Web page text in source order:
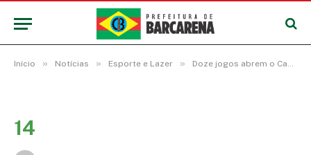
Início » Notícias » Esporte e Lazer » Doze jogos abrem o Campeonato Municipal de Futsal das Categorias de Base em Barcarena
14